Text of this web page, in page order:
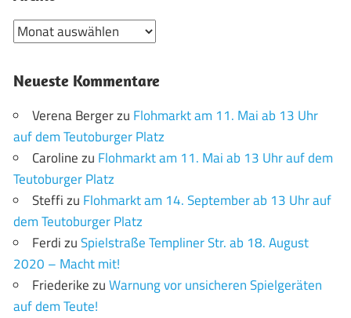
Archiv
Neueste Kommentare
Verena Bergerzu Flohmarkt am 11. Mai ab 13 Uhr
auf dem Teutoburger Platz
Carolinezu Flohmarkt am 11. Mai ab 13 Uhr auf dem
Teutoburger Platz
Steffizu Flohmarkt am 14. September ab 13 Uhr auf
dem Teutoburger Platz
FerdizuSpielstraße Templiner Str. ab 18. August
2020 – Macht mit!
FriederikezuWarnung vor unsicheren Spielgeräten
auf dem Teute!